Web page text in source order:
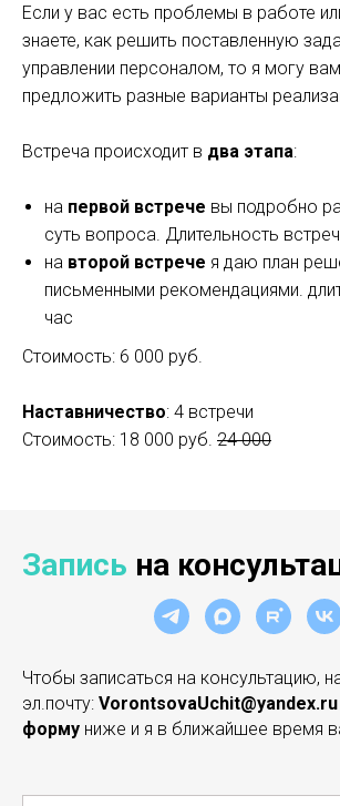
Если у вас есть проблемы в работе
знаете, как решить поставленную
управлении персоналом, то я могу
предложить разные варианты
Встреча происходит в два этапа:
на первой встрече вы подробно
суть вопроса. Длительность
на второй встрече я даю план
письменными рекомендациями.
час
Стоимость: 6 000 руб.
Наставничество: 4 встречи
Стоимость: 18 000 руб. 24 000
Запись на
Чтобы записаться на консультацию,
эл.почту: VorontsovaUchit@yandex.ru
форму ниже и я в ближайшее время